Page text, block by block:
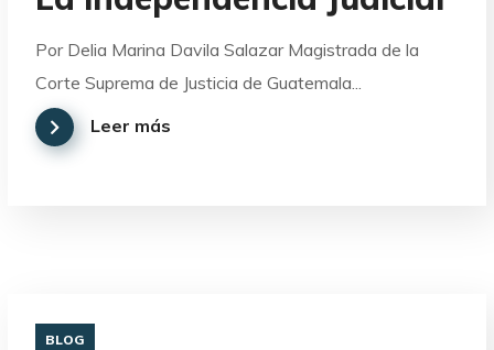
Por Delia Marina Davila Salazar Magistrada de la
Corte Suprema de Justicia de Guatemala...
Leer más
BLOG